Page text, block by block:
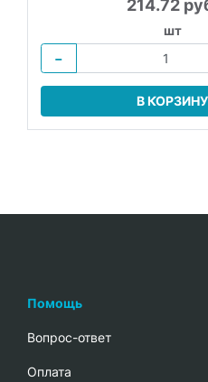
214.72
шт
−
В КОРЗИНУ
Помощь
Вопрос-ответ
Oплата